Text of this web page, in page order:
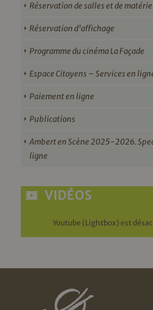
Réservation de salles et de
Réservation d’affichage
Programme du cinéma La Façade
Espace Citoyens – Services en
Paiement en ligne
Publications
Ambert en Scène 2025-2026.
ligne
VIDÉOS
Youtube (Lightbox) est